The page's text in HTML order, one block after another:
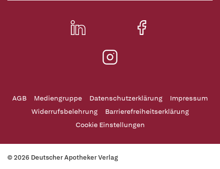
AGB Mediengruppe Datenschutzerklärung
Impressum
Widerrufsbelehrung
Barrierefreiheitserklärung
Cookie Einstellungen
© 2026 Deutscher Apotheker Verlag